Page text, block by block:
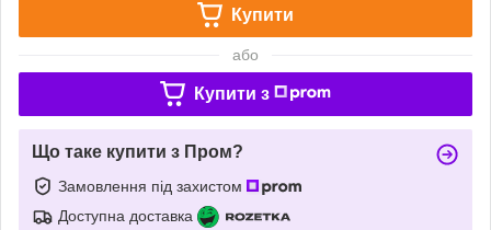
Купити
або
Купити з
Що таке купити з Пром?
Замовлення під захистом
Доступна доставка